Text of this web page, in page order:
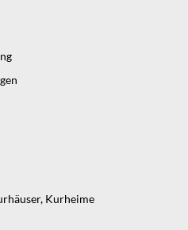
Kurheime